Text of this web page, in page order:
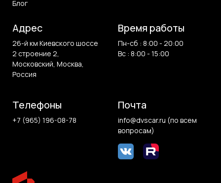
Блог
Адрес
26-й км Киевского шоссе
2 строение 2,
Московский, Москва,
Россия
Время работы
Пн-сб : 8:00 - 20:00
Вс : 8:00 - 15:00
Телефоны
+7 (965) 196-08-78
Почта
info@dvscar.ru (по всем
вопросам)